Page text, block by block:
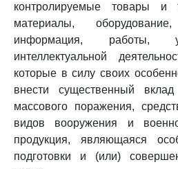
контролируемые товары и
материалы, оборудование,
информация, работы,
интеллектуальной
которые в силу своих
внести существенный
массового поражения,
видов вооружения и
продукция, являющаяся
подготовки и (или)